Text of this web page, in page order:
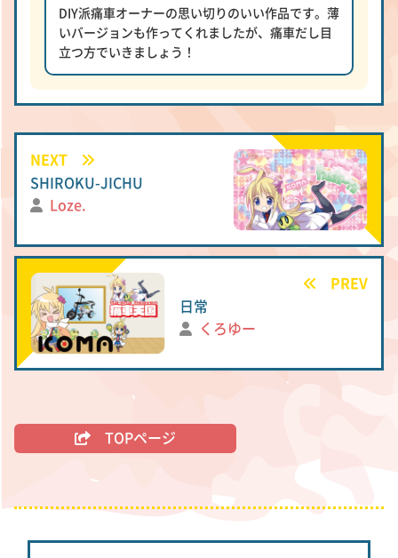
DIY派痛車オーナーの思い切りのいい作品です。薄
いバージョンも作ってくれましたが、痛車だし目
立つ方でいきましょう！
PREV
日常
くろゆー
NEXT
SHIROKU-JICHU
Loze.
TOPページ